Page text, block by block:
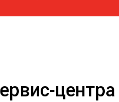
центра